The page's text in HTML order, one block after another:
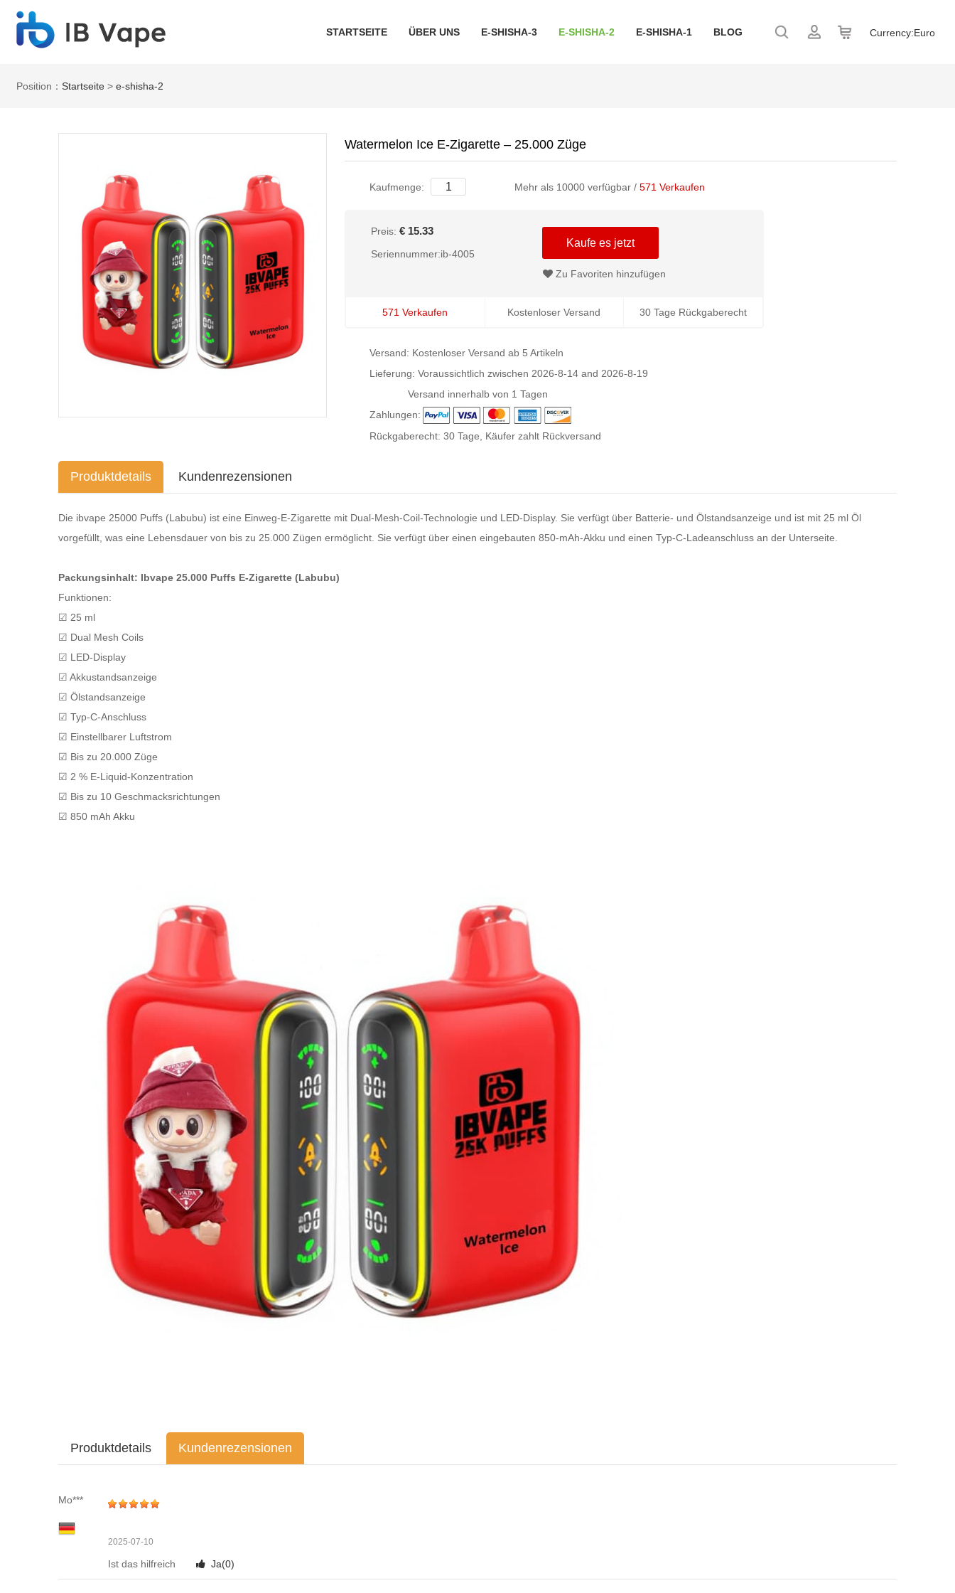
Currency:Euro
STARTSEITE ÜBER UNS E-SHISHA-3 E-SHISHA-2 E-SHISHA-1 BLOG
Position： Startseite >e-shisha-2
Watermelon Ice E-Zigarette – 25.000 Züge
Kaufmenge: Mehr als 10000 verfügbar /571 Verkaufen
Preis:€ 15.33
Seriennummer:ib-4005
Kaufe es jetzt
Zu Favoriten hinzufügen
571 Verkaufen Kostenloser Versand 30 Tage Rückgaberecht
Versand: Kostenloser Versand ab 5 Artikeln
Lieferung: Voraussichtlich zwischen 2026-8-14 and 2026-8-19
Versand innerhalb von 1 Tagen
Zahlungen:
Rückgaberecht: 30 Tage, Käufer zahlt Rückversand
Produktdetails Kundenrezensionen
Die ibvape 25000 Puffs (Labubu) ist eine Einweg-E-Zigarette mit Dual-Mesh-Coil-Technologie und LED-Display. Sie verfügt über Batterie- und Ölstandsanzeige und ist mit 25 ml Öl
vorgefüllt, was eine Lebensdauer von bis zu 25.000 Zügen ermöglicht. Sie verfügt über einen eingebauten 850-mAh-Akku und einen Typ-C-Ladeanschluss an der Unterseite.
Packungsinhalt: Ibvape 25.000 Puffs E-Zigarette (Labubu)
Funktionen:
☑ 25 ml
☑ Dual Mesh Coils
☑ LED-Display
☑ Akkustandsanzeige
☑ Ölstandsanzeige
☑ Typ-C-Anschluss
☑ Einstellbarer Luftstrom
☑ Bis zu 20.000 Züge
☑ 2 % E-Liquid-Konzentration
☑ Bis zu 10 Geschmacksrichtungen
☑ 850 mAh Akku
Produktdetails Kundenrezensionen
Mo***
2025-07-10
Ist das hilfreich Ja(0)